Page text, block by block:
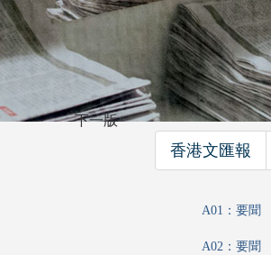
下一版
香港文匯報
A01：要聞
A02：要聞